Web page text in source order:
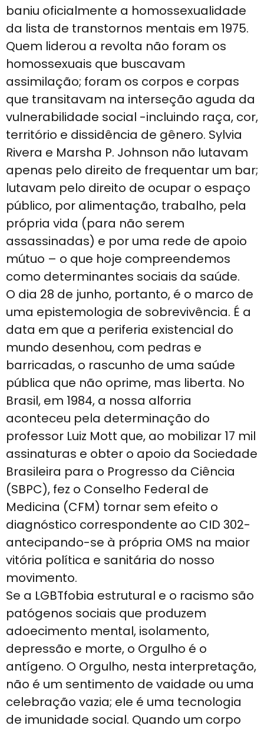
baniu oficialmente a homossexualidade
da lista de transtornos mentais em 1975.
Quem liderou a revolta não foram os
homossexuais que buscavam
assimilação; foram os corpos e corpas
que transitavam na interseção aguda da
vulnerabilidade social -incluindo raça, cor,
território e dissidência de gênero. Sylvia
Rivera e Marsha P. Johnson não lutavam
apenas pelo direito de frequentar um bar;
lutavam pelo direito de ocupar o espaço
público, por alimentação, trabalho, pela
própria vida (para não serem
assassinadas) e por uma rede de apoio
mútuo – o que hoje compreendemos
como determinantes sociais da saúde.
O dia 28 de junho, portanto, é o marco de
uma epistemologia de sobrevivência. É a
data em que a periferia existencial do
mundo desenhou, com pedras e
barricadas, o rascunho de uma saúde
pública que não oprime, mas liberta. No
Brasil, em 1984, a nossa alforria
aconteceu pela determinação do
professor Luiz Mott que, ao mobilizar 17 mil
assinaturas e obter o apoio da Sociedade
Brasileira para o Progresso da Ciência
(SBPC), fez o Conselho Federal de
Medicina (CFM) tornar sem efeito o
diagnóstico correspondente ao CID 302-
antecipando-se à própria OMS na maior
vitória política e sanitária do nosso
movimento.
Se a LGBTfobia estrutural e o racismo são
patógenos sociais que produzem
adoecimento mental, isolamento,
depressão e morte, o Orgulho é o
antígeno. O Orgulho, nesta interpretação,
não é um sentimento de vaidade ou uma
celebração vazia; ele é uma tecnologia
de imunidade social. Quando um corpo